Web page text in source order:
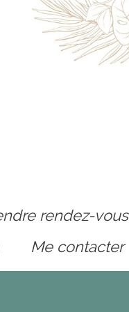
rendez-vous
Me contacter